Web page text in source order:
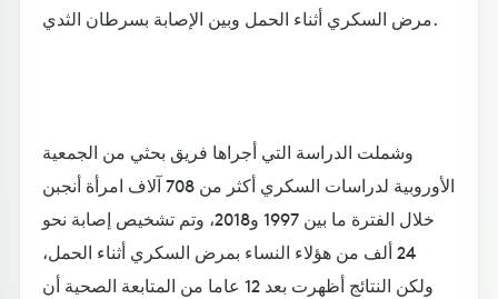
مرض السكري أثناء الحمل وبين الإصابة بسرطان الثدي.
وشملت الدراسة التي أجراها فريق بحثي من الجمعية
الأوروبية لدراسات السكري أكثر من 708 آلاف امرأة أنجبن
خلال الفترة ما بين 1997 و2018، وتم تشخيص إصابة نحو
24 ألف من هؤلاء النساء بمرض السكري أثناء الحمل،
ولكن النتائج أظهرت بعد 12 عاما من المتابعة الصحية أن